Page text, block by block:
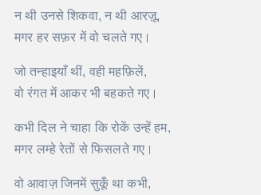
न थी उनसे शिकवा, न थी आरज़ू,
मगर हर सफ़र में वो चलते गए।
जो तन्हाइयाँ थीं, वही महफ़िलें,
वो रंगत में आकर भी बहकते गए।
कभी दिल ने चाहा कि रोकें उन्हें हम,
मगर लम्हे रेतों से फिसलते गए।
वो आवाज़ जिनमें सुकूँ था कभी,